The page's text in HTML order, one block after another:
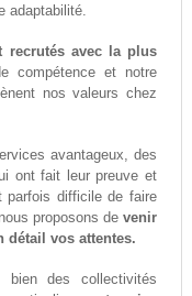
adaptabilité.
recrutés avec la plus
compétence et notre
nos valeurs chez
avantageux, des
ont fait leur preuve et
parfois difficile de faire
proposons devenir
détail vos attentes.
bien des collectivités